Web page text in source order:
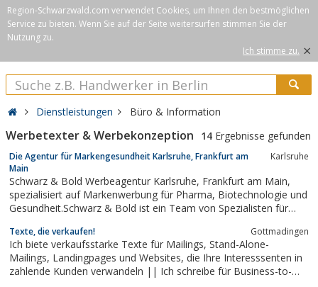
Region-Schwarzwald.com verwendet Cookies, um Ihnen den bestmöglichen
Service zu bieten. Wenn Sie auf der Seite weitersurfen stimmen Sie der
Nutzung zu.
Ich stimme zu. ×
Dienstleistungen Büro & Information
Werbetexter & Werbekonzeption 14 Ergebnisse gefunden
Die Agentur für Markengesundheit Karlsruhe, Frankfurt am
Main
Karlsruhe
Schwarz & Bold Werbeagentur Karlsruhe, Frankfurt am Main,
spezialisiert auf Markenwerbung für Pharma, Biotechnologie und
Gesundheit.Schwarz & Bold ist ein Team von Spezialisten für
30 Jahren Marketingerfahrung in der Healthcare-Kommunikation,
verteilt auf...
Texte, die verkaufen! Gottmadingen
Ich biete verkaufsstarke Texte für Mailings, Stand-Alone-
Mailings, Landingpages und Websites, die Ihre Interesssenten in
zahlende Kunden verwandeln || Ich schreibe für Business-to-